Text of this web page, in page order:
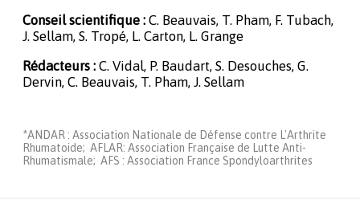
Conseil scientifique : C. Beauvais, T. Pham, F. Tubach,
J. Sellam, S. Tropé, L. Carton, L. Grange
Rédacteurs : C. Vidal, P. Baudart, S. Desouches, G.
Dervin, C. Beauvais, T. Pham, J. Sellam
*ANDAR : Association Nationale de Défense contre L'Arthrite
Rhumatoide; AFLAR: Association Française de Lutte Anti-
Rhumatismale; AFS : Association France Spondyloarthrites